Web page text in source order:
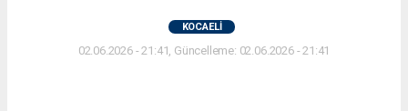
KOCAELİ
02.06.2026 - 21:41, Güncelleme: 02.06.2026 - 21:41